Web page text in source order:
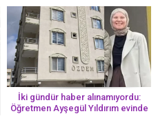
İki gündür haber alınamıyordu:
Öğretmen Ayşegül Yıldırım evinde